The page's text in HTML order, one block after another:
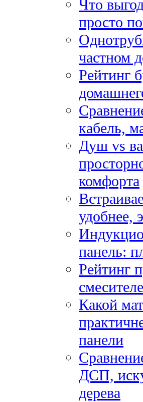
Что
просто
частном
Рейтинг
кабель,
Душ vs
комфорта
удобнее,
панель:
Рейтинг
Какой
панели
ДСП,
дерева